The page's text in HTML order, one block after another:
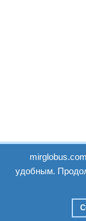
удобным.